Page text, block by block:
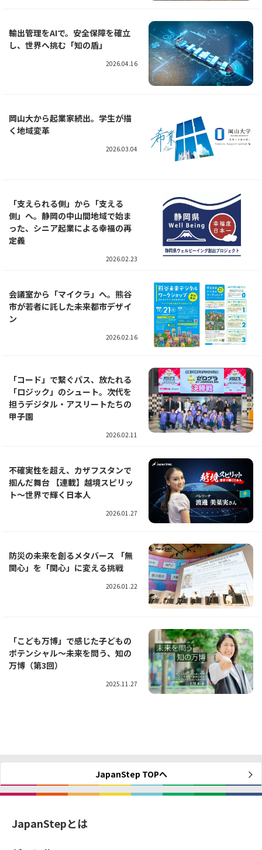
輸出管理をAIで。安全保障を確立
し、世界へ挑む「知の盾」
2026.04.16
岡山大から起業家続出。学生が描
く地域変革
2026.03.04
「支えられる側」から「支える
側」へ。静岡の中山間地域で始ま
った、シニア起業による幸福の再
定義
2026.02.23
会議室から「マイクラ」へ。熊谷
市が若者に託した未来都市デザイ
ン
2026.02.16
「コード」で繋ぐパス、放たれる
「ロジック」のシュート。次代を
担うデジタル・アスリートたちの
甲子園
2026.02.11
不確実性を超え、カザフスタンで
掴んだ舞台 【連載】越境スピリッ
ト～世界で輝く日本人
2026.01.27
防災の未来を創るメタバース 「無
関心」を「関心」に変える挑戦
2026.01.22
「こども万博」で感じた子どもの
ポテンシャル～未来を問う、知の
万博（第3回）
2025.11.27
JapanStep TOPへ
JapanStepとは